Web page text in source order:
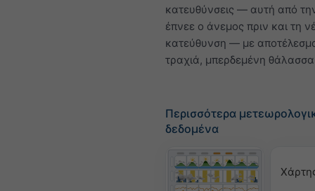
κατευθύνσεις — αυτή από
έπνεε ο άνεμος πριν και τη
κατεύθυνση — με
τραχιά, μπερδεμένη
Περισσότερα
δεδομένα